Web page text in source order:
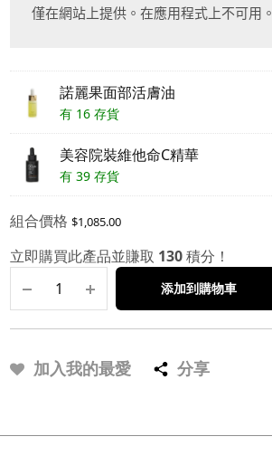
僅在網站上提供。在應用程式上不可用。
諾麗果面部活膚油
有 16 存貨
美容院裝維他命C精華
有 39 存貨
組合價格 $1,085.00
立即購買此產品並賺取 130積分！
添加到購物車
加入我的最愛 分享